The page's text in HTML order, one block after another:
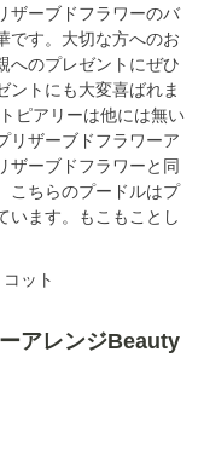
ザーブドフラワーのバ
です。大切な方へのお
へのプレゼントにぜひ
ントにも大変喜ばれま
ピアリーは他には無い
リザーブドフラワーア
ザーブドフラワーと同
こちらのプードルはプ
います。もこもことし
ット
アレンジBeauty